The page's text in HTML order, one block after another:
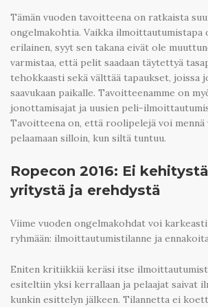
Tämän vuoden tavoitteena on ratkaista
ongelmakohtia. Vaikka ilmoittautumistapa
erilainen, syyt sen takana eivät ole
varmistaa, että pelit saadaan täytettyä
tehokkaasti sekä välttää tapaukset, joissa
saavukaan paikalle. Tavoitteenamme on
jonottamisajat ja uusien peli-
Tavoitteena on, että roolipelejä voi mennä
pelaamaan silloin, kun siltä tuntuu.
Ropecon 2016: Ei
yritystä ja erehdystä
Viime vuoden ongelmakohdat voi
ryhmään: ilmoittautumistilanne ja
Eniten kritiikkiä keräsi itse
esiteltiin yksi kerrallaan ja pelaajat saivat
kunkin esittelyn jälkeen. Tilannetta ei